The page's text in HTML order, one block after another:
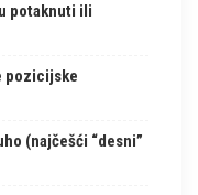
potaknuti ili
pozicijske
(najčešći “desni”